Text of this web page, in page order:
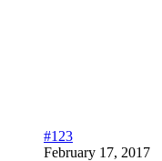
#123
February 17, 2017